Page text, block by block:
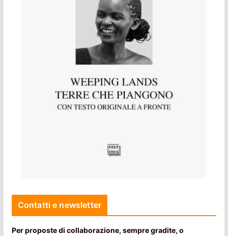
Contatti e newsletter
Per proposte di collaborazione, sempre gradite, o